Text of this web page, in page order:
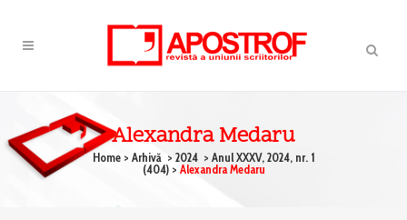
Alexandra Medaru
Home> Arhivă > 2024 > Anul XXXV, 2024, nr. 1
(404)> Alexandra Medaru